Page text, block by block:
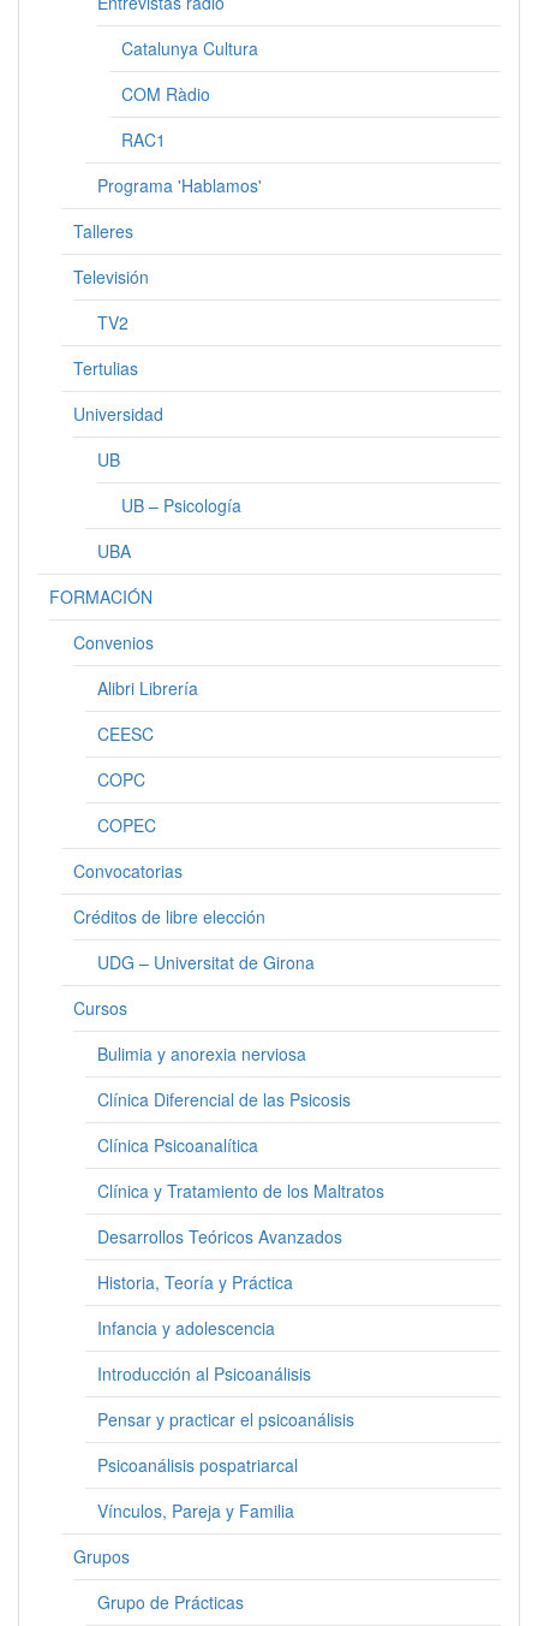
Catalunya Cultura
COM Ràdio
RAC1
Programa 'Hablamos'
Talleres
Televisión
TV2
Tertulias
Universidad
UB
UB – Psicología
UBA
FORMACIÓN
Convenios
Alibri Librería
CEESC
COPC
COPEC
Convocatorias
Créditos de libre elección
UDG – Universitat de Girona
Cursos
Bulimia y anorexia nerviosa
Clínica Diferencial de las Psicosis
Clínica Psicoanalítica
Clínica y Tratamiento de los Maltratos
Desarrollos Teóricos Avanzados
Historia, Teoría y Práctica
Infancia y adolescencia
Introducción al Psicoanálisis
Pensar y practicar el psicoanálisis
Psicoanálisis pospatriarcal
Vínculos, Pareja y Familia
Grupos
Grupo de Prácticas